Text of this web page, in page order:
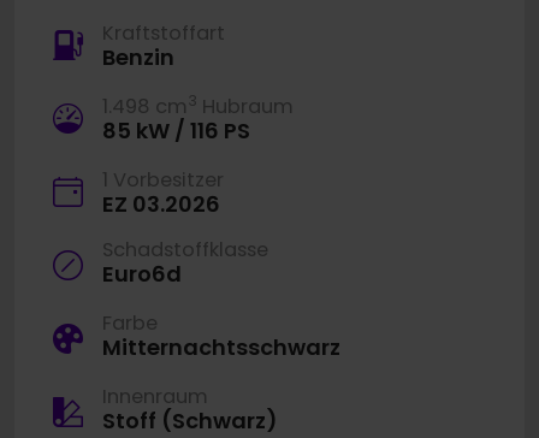
Kraftstoffart
Benzin
1.498 cm 3 Hubraum
85 kW / 116 PS
1 Vorbesitzer
EZ 03.2026
Schadstoffklasse
Euro6d
Farbe
Mitternachtsschwarz
Innenraum
Stoff (Schwarz)